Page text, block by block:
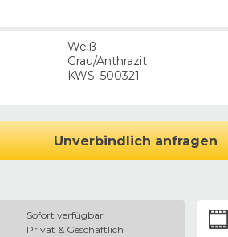
Weiß
Grau/Anthrazit
KWS_500321
Unverbindlich anfragen
Sofort verfügbar
Privat & Geschäftlich